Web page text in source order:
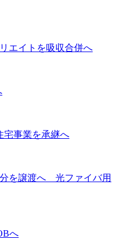
エイトを吸収合併へ
宅事業を承継へ
を譲渡へ 光ファイバ用
へ